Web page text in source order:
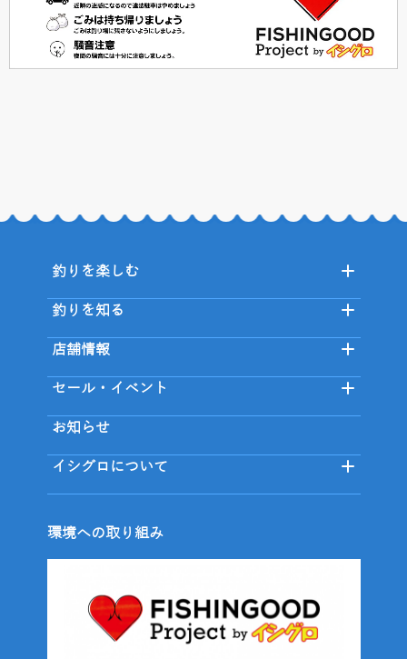
釣りを楽しむ
釣りを知る
店舗情報
セール・イベント
お知らせ
イシグロについて
環境への取り組み